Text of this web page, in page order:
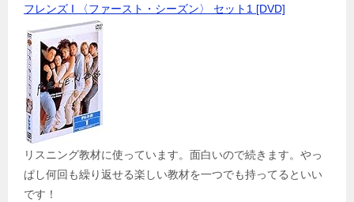
フレンズ I 〈ファースト・シーズン〉 セット1 [DVD]
リスニング教材に使っています。面白いので続きます。やっ
ぱし何回も繰り返せる楽しい教材を一つでも持ってるといい
です！